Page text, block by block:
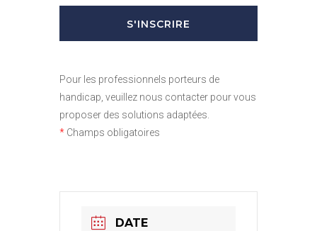
Pour les professionnels porteurs de
handicap, veuillez nous contacter pour vous
proposer des solutions adaptées.
* Champs obligatoires
DATE